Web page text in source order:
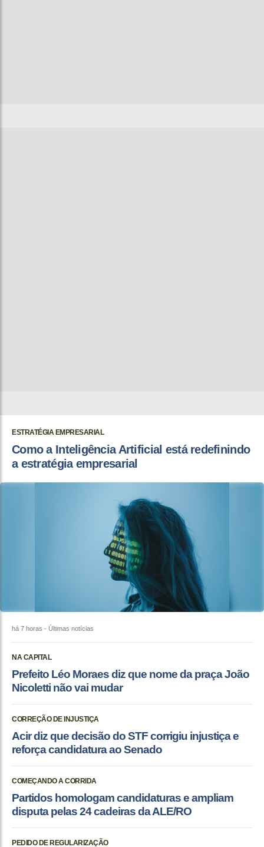
ESTRATÉGIA EMPRESARIAL
Como a Inteligência Artificial está redefinindo
a estratégia empresarial
há 7 horas - Últimas notícias
NA CAPITAL
Prefeito Léo Moraes diz que nome da praça João
Nicoletti não vai mudar
CORREÇÃO DE INJUSTIÇA
Acir diz que decisão do STF corrigiu injustiça e
reforça candidatura ao Senado
COMEÇANDO A CORRIDA
Partidos homologam candidaturas e ampliam
disputa pelas 24 cadeiras da ALE/RO
PEDIDO DE REGULARIZAÇÃO